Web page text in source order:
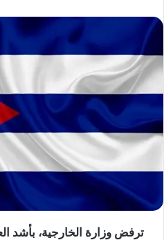
ترفض وزارة الخارجية، بأشد